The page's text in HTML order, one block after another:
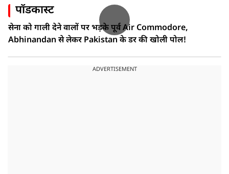
पॉडकास्ट
सेना को गाली देने वालों पर भड़के पूर्व Air Commodore,
Abhinandan से लेकर Pakistan के डर की खोली पोल!
ADVERTISEMENT